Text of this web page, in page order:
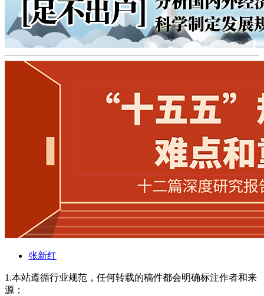
张新红
1.本站遵循行业规范，任何转载的稿件都会明确标注作者和来
源；